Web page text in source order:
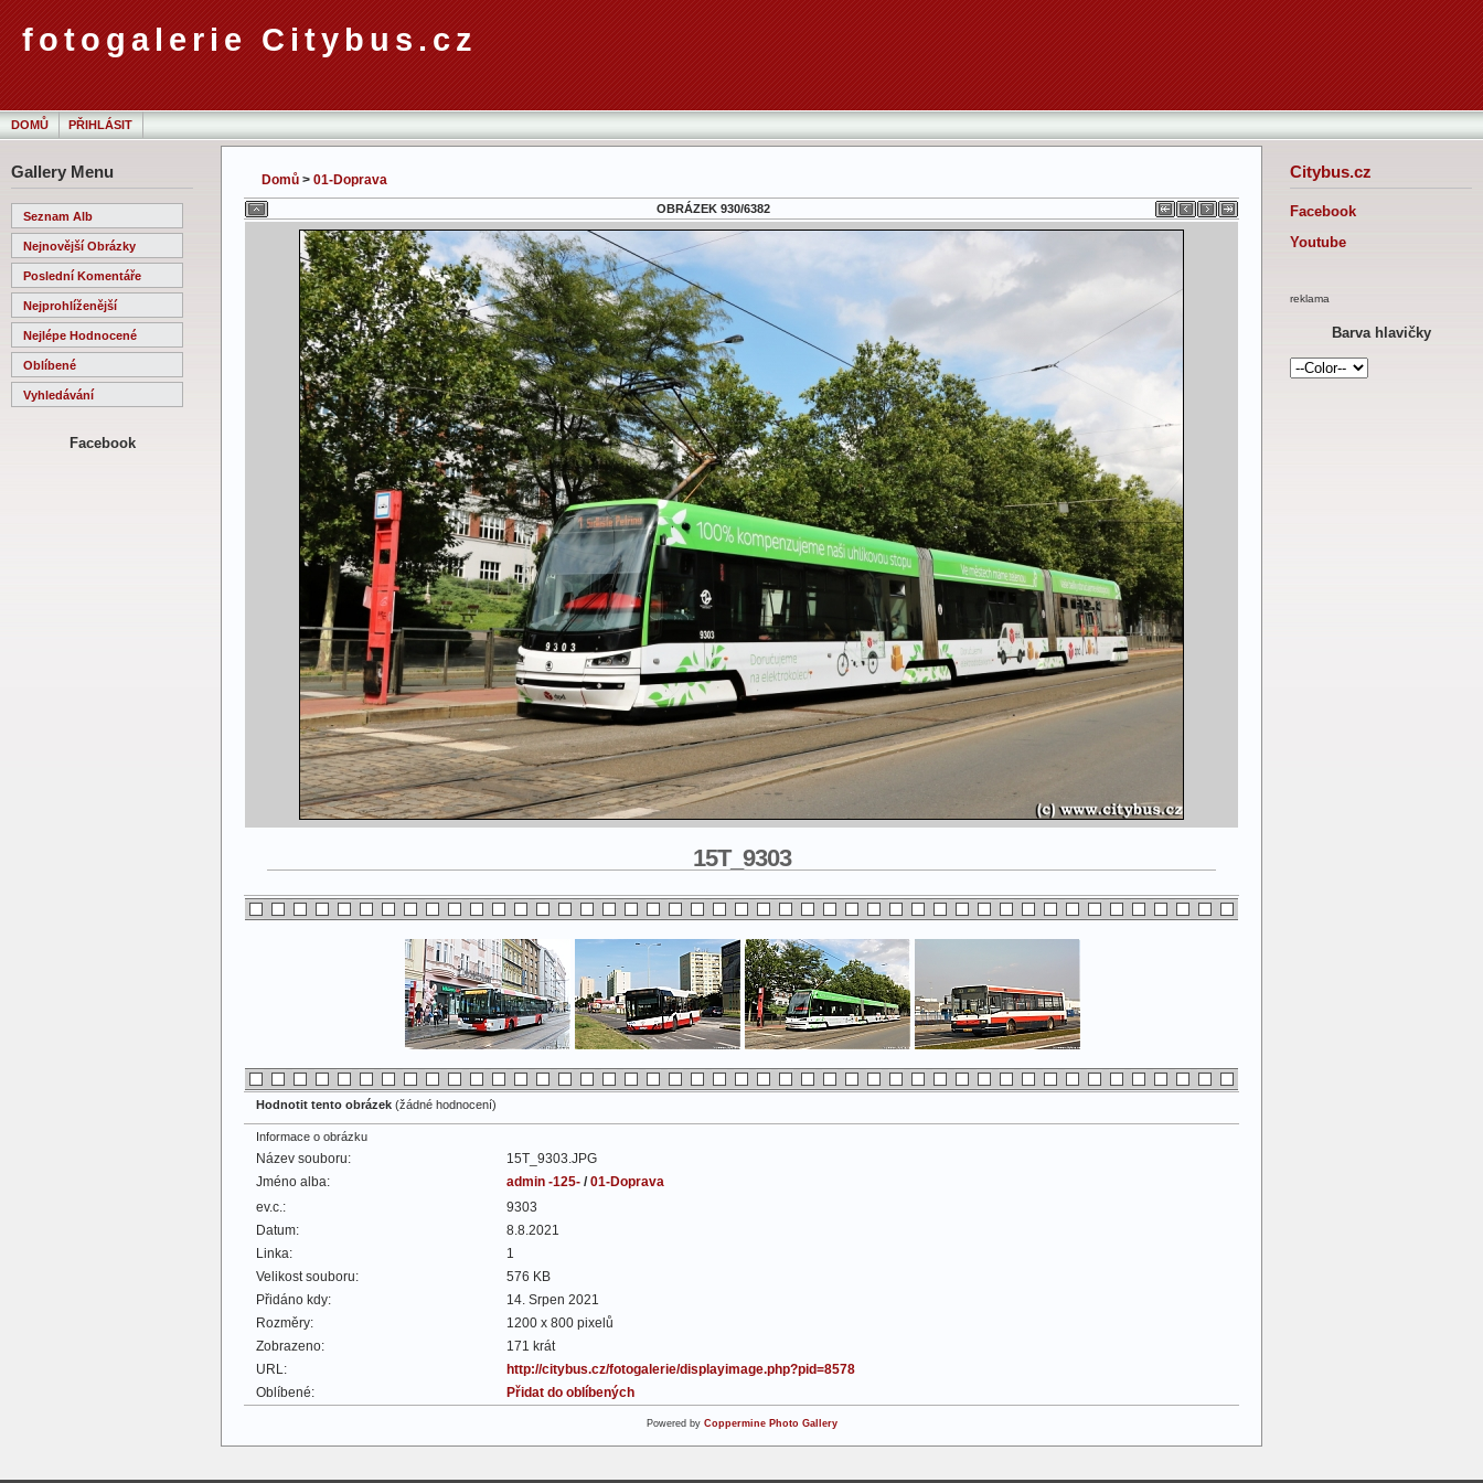
fotogalerie Citybus.cz
DOMŮ PŘIHLÁSIT
Gallery Menu
Seznam Alb
Nejnovější Obrázky
Poslední Komentáře
Nejprohlíženější
Nejlépe Hodnocené
Oblíbené
Vyhledávání
Facebook
Citybus.cz
Facebook
Youtube
reklama
Barva hlavičky
Domů > 01-Doprava
OBRÁZEK 930/6382
15T_9303
Hodnotit tento obrázek (žádné hodnocení)
Informace o obrázku
Název souboru:
15T_9303.JPG
Jméno alba:
admin -125- /01-Doprava
ev.c.:
9303
Datum:
8.8.2021
Linka:
1
Velikost souboru:
576 KB
Přidáno kdy:
14. Srpen 2021
Rozměry:
1200 x 800 pixelů
Zobrazeno:
171 krát
URL:
http://citybus.cz/fotogalerie/displayimage.php?pid=8578
Oblíbené:
Přidat do oblíbených
Powered by Coppermine Photo Gallery